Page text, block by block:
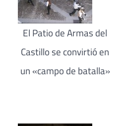
El Patio de Armas del
Castillo se convirtió en
un «campo de batalla»